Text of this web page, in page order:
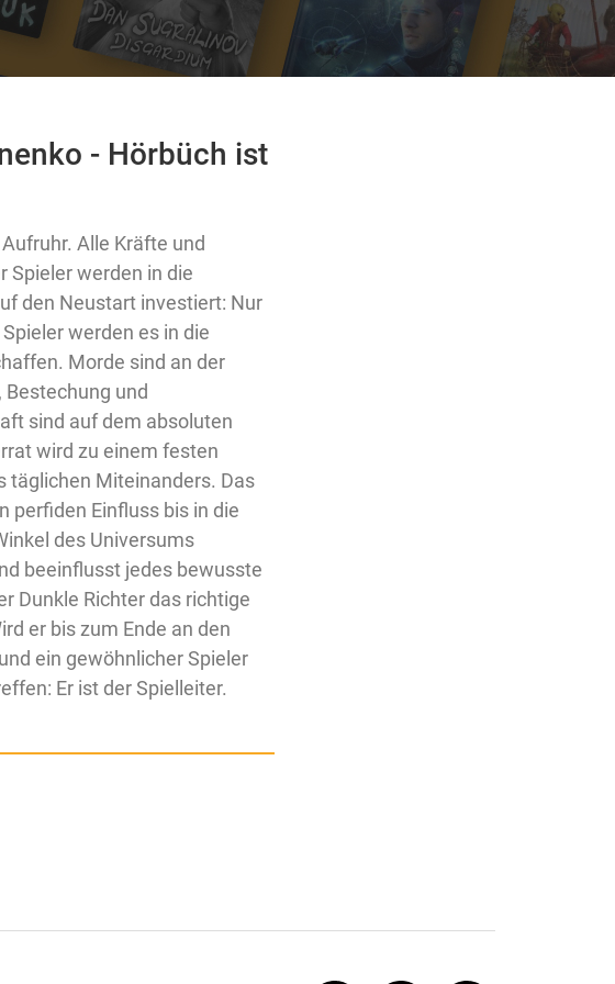
- Hörbüch ist
Alle Kräfte und
Spieler werden in die
den Neustart investiert: Nur
werden es in die
Morde sind an der
und
sind auf dem absoluten
wird zu einem festen
täglichen Miteinanders. Das
perfiden Einfluss bis in die
des Universums
beeinflusst jedes bewusste
Dunkle Richter das richtige
er bis zum Ende an den
ein gewöhnlicher Spieler
Er ist der Spielleiter.